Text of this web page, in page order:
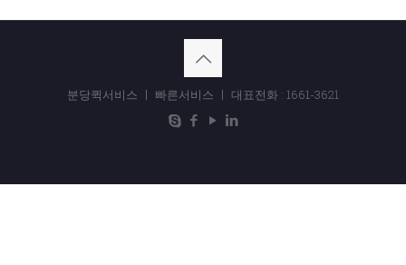
분당퀵서비스 ㅣ 빠른서비스 ㅣ 대표전화 : 1661-3621